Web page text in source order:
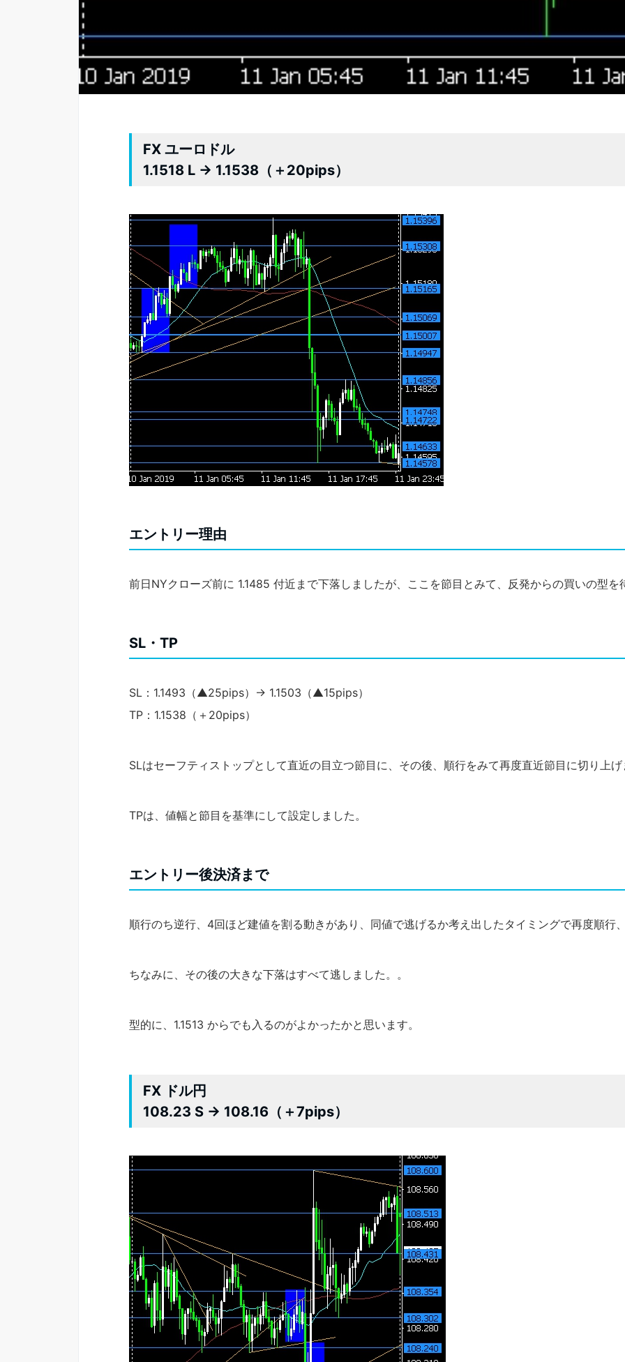
FX ユーロドル
1.1518 L → 1.1538（＋20pips）
エントリー理由
前日NYクローズ前に 1.1485 付近まで下落しましたが、ここを節目とみて、反発からの買いの型を
SL・TP
SL：1.1493（▲25pips）→ 1.1503（▲15pips）
TP：1.1538（＋20pips）
SLはセーフティストップとして直近の目立つ節目に、その後、順行をみて再度直近節目に切り上げ
TPは、値幅と節目を基準にして設定しました。
エントリー後決済まで
順行のち逆行、4回ほど建値を割る動きがあり、同値で逃げるか考え出したタイミングで再度順行
ちなみに、その後の大きな下落はすべて逃しました。。
型的に、1.1513 からでも入るのがよかったかと思います。
FX ドル円
108.23 S → 108.16（＋7pips）